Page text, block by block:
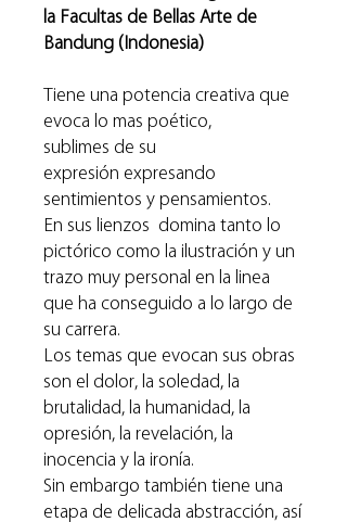
la Facultas de Bellas Arte de
Bandung (Indonesia)
Tiene una potencia creativa que
evoca lo mas poético,
sublimes de su
expresión expresando
sentimientos y pensamientos.
En sus lienzos domina tanto lo
pictórico como la ilustración y un
trazo muy personal en la linea
que ha conseguido a lo largo de
su carrera.
Los temas que evocan sus obras
son el dolor, la soledad, la
brutalidad, la humanidad, la
opresión, la revelación, la
inocencia y la ironía.
Sin embargo también tiene una
etapa de delicada abstracción, así